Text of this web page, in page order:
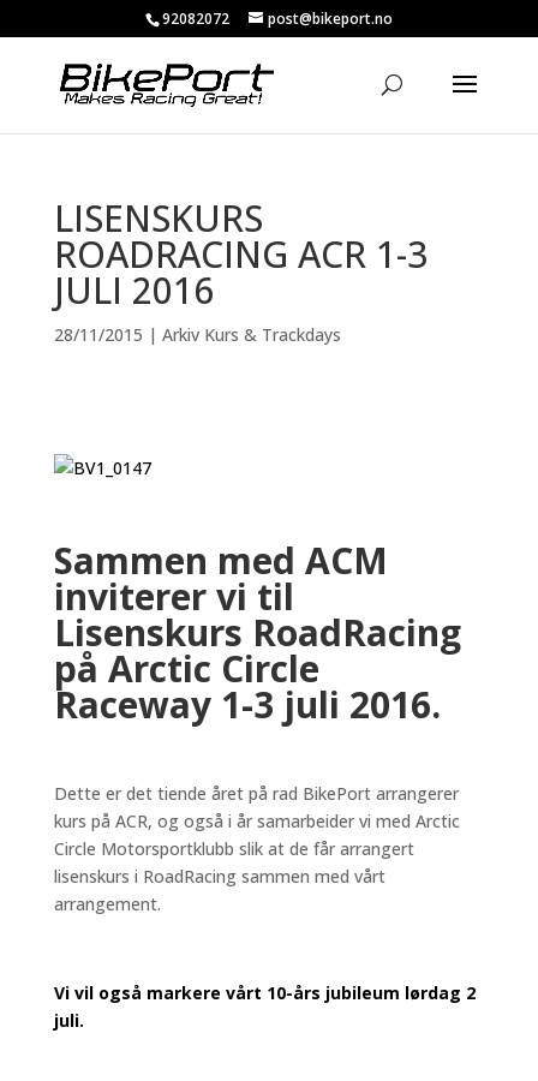
92082072 post@bikeport.no
LISENSKURS
ROADRACING ACR 1-3
JULI 2016
28/11/2015 | Arkiv Kurs & Trackdays
Sammen med ACM
inviterer vi til
Lisenskurs RoadRacing
på Arctic Circle
Raceway 1-3 juli 2016.
Dette er det tiende året på rad BikePort arrangerer
kurs på ACR, og også i år samarbeider vi med Arctic
Circle Motorsportklubb slik at de får arrangert
lisenskurs i RoadRacing sammen med vårt
arrangement.
Vi vil også markere vårt 10-års jubileum lørdag 2
juli.